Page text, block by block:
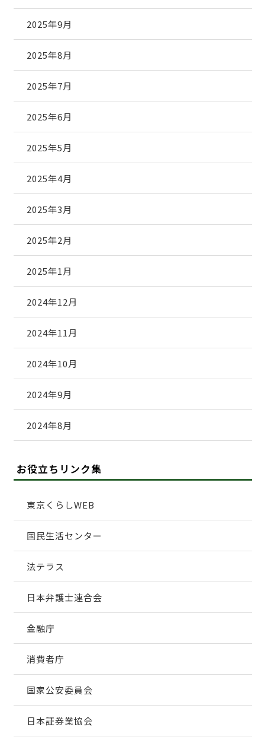
2025年9月
2025年8月
2025年7月
2025年6月
2025年5月
2025年4月
2025年3月
2025年2月
2025年1月
2024年12月
2024年11月
2024年10月
2024年9月
2024年8月
お役立ちリンク集
東京くらしWEB
国民生活センター
法テラス
日本弁護士連合会
金融庁
消費者庁
国家公安委員会
日本証券業協会